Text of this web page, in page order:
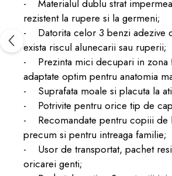
- Materialul dublu strat
rezistent la rupere si la germeni;
- Datorita celor 3 benzi adezive
exista riscul alunecarii sau ruperii;
- Prezinta mici decupari in zona
adaptate optim pentru anatomia
- Suprafata moale si placuta la
- Potrivite pentru orice tip de
- Recomandate pentru copiii de
precum si pentru intreaga familie;
- Usor de transportat, pachet
oricarei genti;